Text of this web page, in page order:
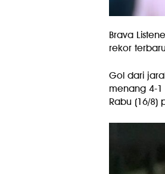
Brava
rekor
Gol dari
menang 4-1
Rabu (16/8)